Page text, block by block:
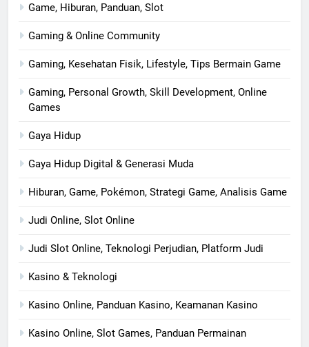
Game, Hiburan, Panduan, Slot
Gaming & Online Community
Gaming, Kesehatan Fisik, Lifestyle, Tips Bermain Game
Gaming, Personal Growth, Skill Development, Online
Games
Gaya Hidup
Gaya Hidup Digital & Generasi Muda
Hiburan, Game, Pokémon, Strategi Game, Analisis Game
Judi Online, Slot Online
Judi Slot Online, Teknologi Perjudian, Platform Judi
Kasino & Teknologi
Kasino Online, Panduan Kasino, Keamanan Kasino
Kasino Online, Slot Games, Panduan Permainan